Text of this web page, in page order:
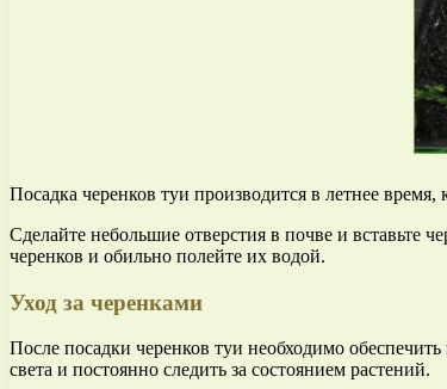
Посадка черенков туи производится в летнее
Сделайте небольшие отверстия в почве и вставьте
черенков и обильно полейте их водой.
Уход за черенками
После посадки черенков туи необходимо
света и постоянно следить за состоянием растений.